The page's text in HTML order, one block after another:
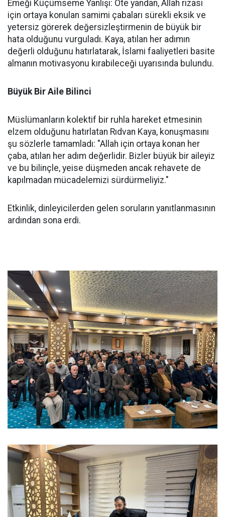
Emeği Küçümseme Yanlışı: Öte yandan, Allah rızası
için ortaya konulan samimi çabaları sürekli eksik ve
yetersiz görerek değersizleştirmenin de büyük bir
hata olduğunu vurguladı. Kaya, atılan her adımın
değerli olduğunu hatırlatarak, İslami faaliyetleri basite
almanın motivasyonu kırabileceği uyarısında bulundu.
Büyük Bir Aile Bilinci
Müslümanların kolektif bir ruhla hareket etmesinin
elzem olduğunu hatırlatan Rıdvan Kaya, konuşmasını
şu sözlerle tamamladı: "Allah için ortaya konan her
çaba, atılan her adım değerlidir. Bizler büyük bir aileyiz
ve bu bilinçle, yeise düşmeden ancak rehavete de
kapılmadan mücadelemizi sürdürmeliyiz."
Etkinlik, dinleyicilerden gelen soruların yanıtlanmasının
ardından sona erdi.